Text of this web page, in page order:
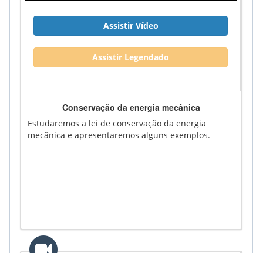
Assistir Vídeo
Assistir Legendado
Conservação da energia mecânica
Estudaremos a lei de conservação da energia
mecânica e apresentaremos alguns exemplos.